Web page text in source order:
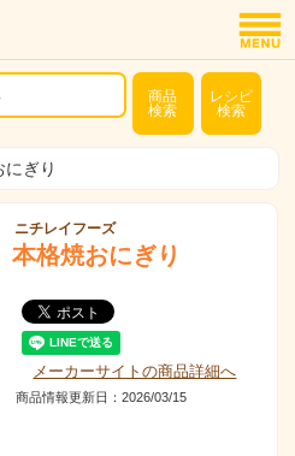
商品
検索
レシピ
検索
にぎり
ニチレイフーズ
本格焼おにぎり
メーカーサイトの商品詳細へ
商品情報更新日：2026/03/15